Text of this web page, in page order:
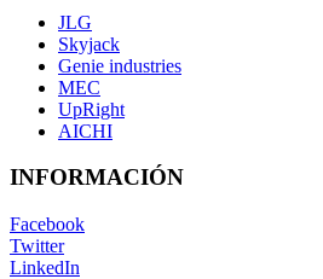
JLG
Skyjack
Genie industries
MEC
UpRight
AICHI
INFORMACIÓN
Facebook
Twitter
LinkedIn